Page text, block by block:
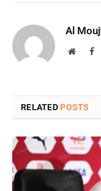
Al
Website
RELATED POSTS